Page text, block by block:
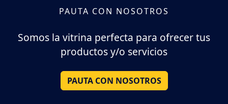
PAUTA CON NOSOTROS
Somos la vitrina perfecta para ofrecer tus
productos y/o servicios
PAUTA CON NOSOTROS